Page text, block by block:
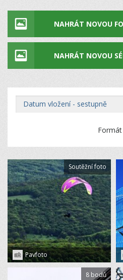
Měli jste účet na
NAHRÁT NOVOU
NAHRÁT NOVOU
datum vložení - sestupně
Formát
Pavfoto
Soutěžní foto
8 bodů